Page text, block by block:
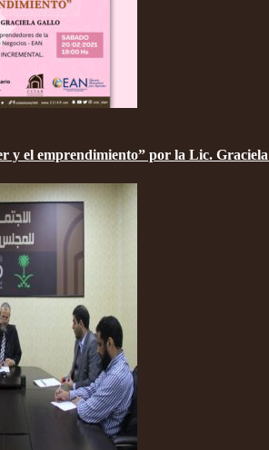
y el emprendimiento” por la Lic. Graciela